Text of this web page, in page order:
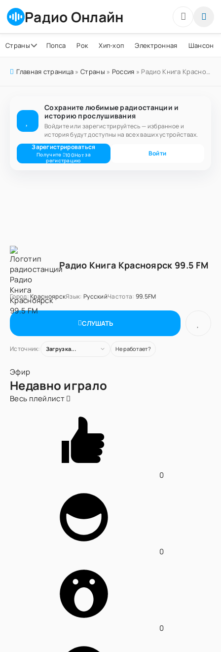
Радио Онлайн
Страны Попса Рок Хип-хоп Электронная Шансон
Главная страница »Страны » Россия » Радио Книга Красноярск 99.5 FM
Сохраните любимые радиостанции и
историю прослушивания
Войдите или зарегистрируйтесь — избранное и
история будут доступны на всех ваших устройствах.
Зарегистрироваться
Получите 100Нотза
регистрацию
Войти
Радио Книга Красноярск 99.5 FM
Город:КрасноярскЯзык: РусскийЧастота: 99.5FM
СЛУШАТЬ
Источник: Загрузка... Не работает?
Эфир
Недавно играло
Весь плейлист
0
0
0